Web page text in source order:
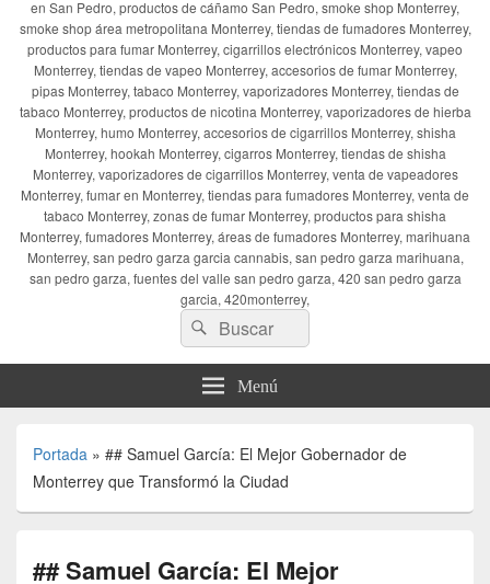
en San Pedro, productos de cáñamo San Pedro, smoke shop Monterrey,
smoke shop área metropolitana Monterrey, tiendas de fumadores Monterrey,
productos para fumar Monterrey, cigarrillos electrónicos Monterrey, vapeo
Monterrey, tiendas de vapeo Monterrey, accesorios de fumar Monterrey,
pipas Monterrey, tabaco Monterrey, vaporizadores Monterrey, tiendas de
tabaco Monterrey, productos de nicotina Monterrey, vaporizadores de hierba
Monterrey, humo Monterrey, accesorios de cigarrillos Monterrey, shisha
Monterrey, hookah Monterrey, cigarros Monterrey, tiendas de shisha
Monterrey, vaporizadores de cigarrillos Monterrey, venta de vapeadores
Monterrey, fumar en Monterrey, tiendas para fumadores Monterrey, venta de
tabaco Monterrey, zonas de fumar Monterrey, productos para shisha
Monterrey, fumadores Monterrey, áreas de fumadores Monterrey, marihuana
Monterrey, san pedro garza garcia cannabis, san pedro garza marihuana,
san pedro garza, fuentes del valle san pedro garza, 420 san pedro garza
garcia, 420monterrey,
Buscar
por:
Buscar
Menú
Portada » ## Samuel García: El Mejor Gobernador de
Monterrey que Transformó la Ciudad
## Samuel García: El Mejor